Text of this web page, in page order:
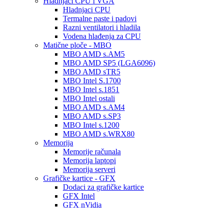
Hladnjaci CPU
Termalne paste i padovi
Razni ventilatori i hladila
Vodena hlađenja za CPU
Matične ploče - MBO
MBO AMD s.AM5
MBO AMD SP5 (LGA6096)
MBO AMD sTR5
MBO Intel S.1700
MBO Intel s.1851
MBO Intel ostali
MBO AMD s.AM4
MBO AMD s.SP3
MBO Intel s.1200
MBO AMD s.WRX80
Memorija
Memorije računala
Memorija laptopi
Memorija serveri
Grafičke kartice - GFX
Dodaci za grafičke kartice
GFX Intel
GFX nVidia